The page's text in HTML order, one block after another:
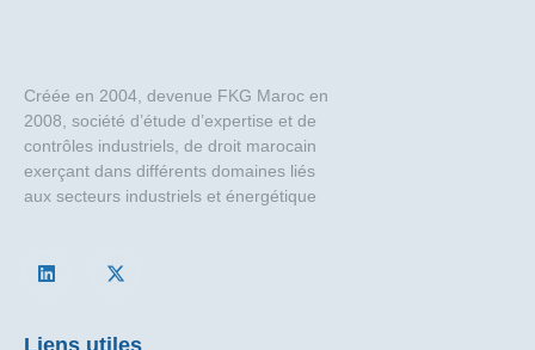
Créée en 2004, devenue FKG Maroc en
2008, société d’étude d’expertise et de
contrôles industriels, de droit marocain
exerçant dans différents domaines liés
aux secteurs industriels et énergétique